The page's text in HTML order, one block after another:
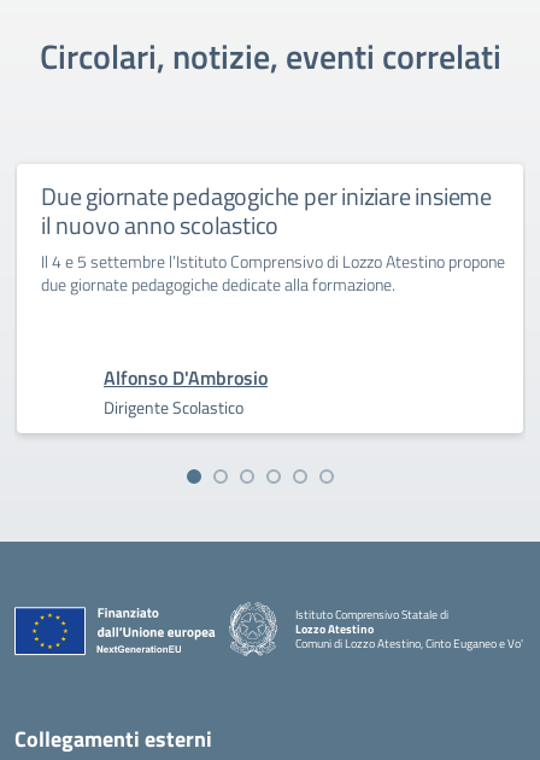
Circolari, notizie, eventi correlati
Due giornate pedagogiche per iniziare insieme
il nuovo anno scolastico
Il 4 e 5 settembre l’Istituto Comprensivo di Lozzo Atestino propone
due giornate pedagogiche dedicate alla formazione.
Alfonso D'Ambrosio
Dirigente Scolastico
Istituto Comprensivo Statale di
Lozzo Atestino
Comuni di Lozzo Atestino, Cinto Euganeo e Vo'
— Visita la pagina iniziale della scuola
Collegamenti esterni